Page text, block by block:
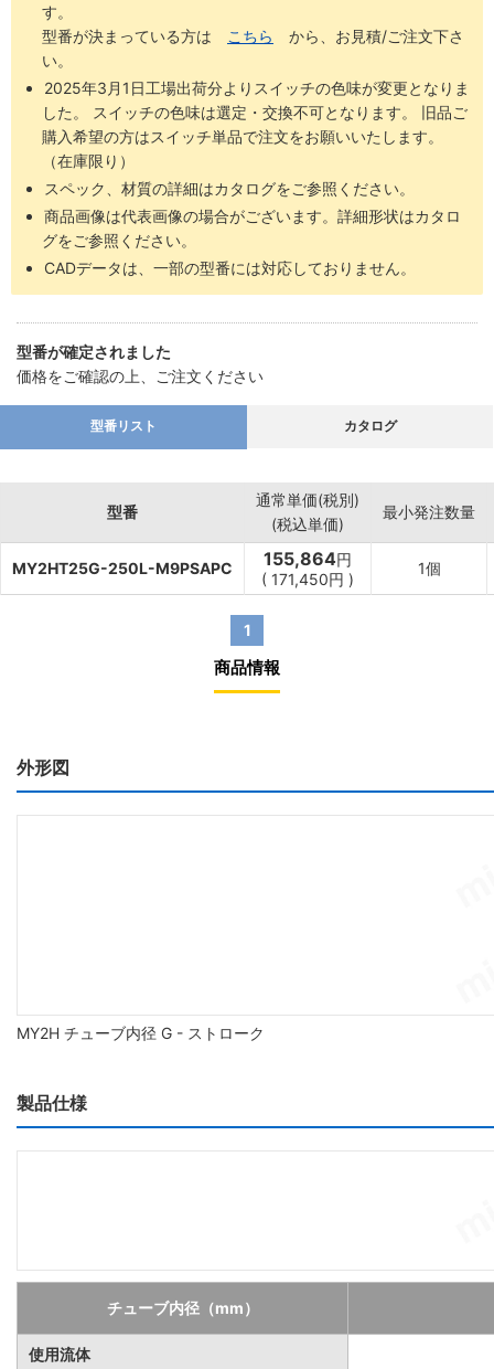
す。
型番が決まっている方は
こちら
から、お見積/ご注文下さ
い。
2025年3月1日工場出荷分よりスイッチの色味が変更となりま
した。 スイッチの色味は選定・交換不可となります。 旧品ご
購入希望の方はスイッチ単品で注文をお願いいたします。
（在庫限り）
スペック、材質の詳細はカタログをご参照ください。
商品画像は代表画像の場合がございます。詳細形状はカタロ
グをご参照ください。
CADデータは、一部の型番には対応しておりません。
型番が確定されました
価格をご確認の上、ご注文ください
型番リスト カタログ
型番
通常単価(税別)
(税込単価)
最小発注数量
MY2HT25G-250L-M9PSAPC 155,864円
( 171,450円 )
1個
1
商品情報
外形図
MY2H チューブ内径 G - ストローク
製品仕様
チューブ内径（mm）
使用流体